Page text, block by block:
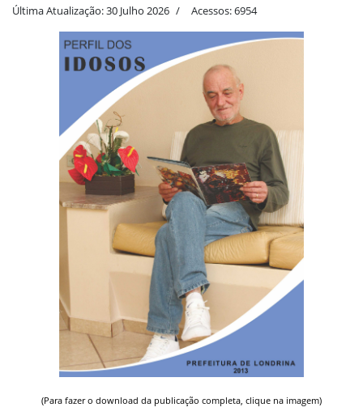
Última Atualização: 30 Julho 2026 Acessos: 6954
(Para fazer o download da publicação completa, clique na imagem)